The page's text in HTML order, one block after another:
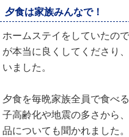
夕食は家族みんなで！
ホームステイをしていたの
が本当に良くしてくださり
いました。
夕食を毎晩家族全員で食べ
子高齢化や地震の多さから
品についても聞かれました